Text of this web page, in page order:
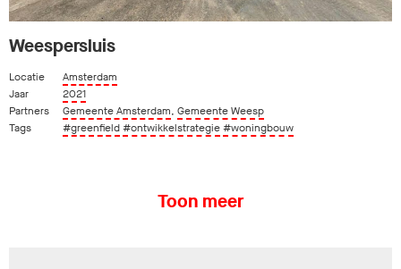
Weespersluis
Locatie
Amsterdam
Jaar
2021
Partners
Gemeente Amsterdam, Gemeente Weesp
Tags
#greenfield#ontwikkelstrategie#woningbouw
Toon meer